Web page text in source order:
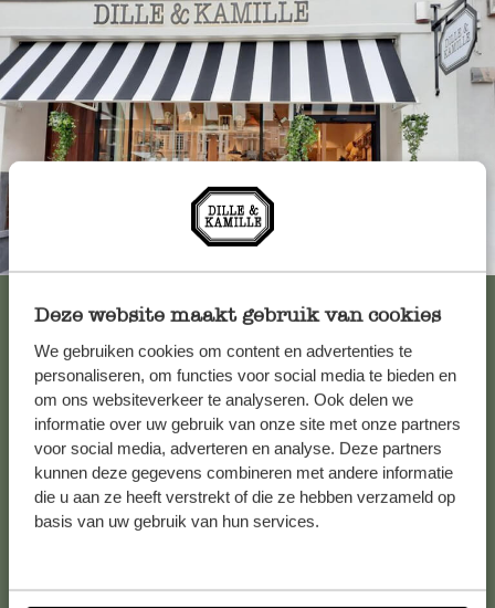
Deze website maakt gebruik van cookies
We gebruiken cookies om content en advertenties te
personaliseren, om functies voor social media te bieden en
om ons websiteverkeer te analyseren. Ook delen we
informatie over uw gebruik van onze site met onze partners
voor social media, adverteren en analyse. Deze partners
kunnen deze gegevens combineren met andere informatie
die u aan ze heeft verstrekt of die ze hebben verzameld op
basis van uw gebruik van hun services.
Immer in der Nähe
Kundenservice/Hilfe
Falls Sie Fragen haben oder Tipps und Hilfe brauchen, wenden
Sie sich bitte an unseren Kundenservice. Oder lesen Sie hier
die Antworten aufhäufig gestellte Fragen.